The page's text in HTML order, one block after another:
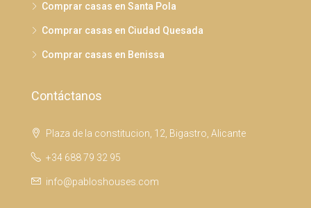
Comprar casas en Santa Pola
Comprar casas en Ciudad Quesada
Comprar casas en Benissa
Contáctanos
Plaza de la constitucion, 12, Bigastro, Alicante
+34 688 79 32 95
info@pabloshouses.com